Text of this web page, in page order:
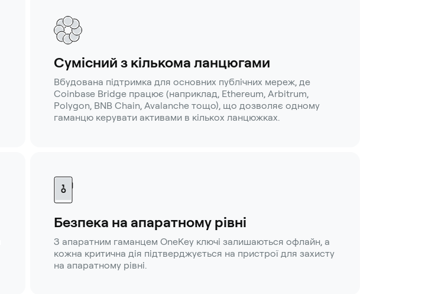
Сумісний з кількома ланцюгами
Вбудована підтримка для основних публічних мереж, де
Coinbase Bridge працює (наприклад, Ethereum, Arbitrum,
Polygon, BNB Chain, Avalanche тощо), що дозволяє одному
гаманцю керувати активами в кількох ланцюжках.
Безпека на апаратному рівні
З апаратним гаманцем OneKey ключі залишаються офлайн, а
кожна критична дія підтверджується на пристрої для захисту
на апаратному рівні.